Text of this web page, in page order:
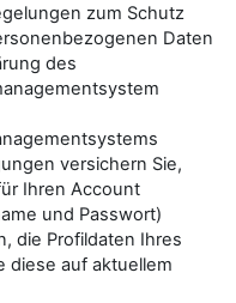
zum Schutz
Daten
des
versichern Sie,
Ihren Account
und Passwort)
die Profildaten Ihres
diese auf aktuellem